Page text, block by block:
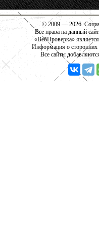
© 2009 — 2026.
Все права на данный
«ВебПроверка»
Информация о сторонних
Все сайты